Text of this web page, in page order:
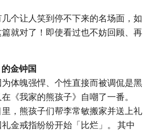
个让人笑到停不下来的名场面，如
就对了！即使看过也不妨回顾、再
金钟国
体魄强悍、个性直接而被调侃是黑
《我家的熊孩子》自嘲了一番。
里，熊孩子们帮李常敏搬家并送上礼
金戒指纷纷开始「比烂」。 其中